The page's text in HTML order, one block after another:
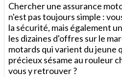
Chercher une assurance
n'est pas toujours simple :
la sécurité, mais également
les dizaines d'offres sur le
motards qui varient du jeune
précieux sésame au rouleur
vous y retrouver ?